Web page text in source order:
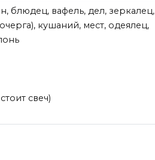
блюдец, вафель, дел, зеркалец,
кушаний, мест, одеялец,
свеч)